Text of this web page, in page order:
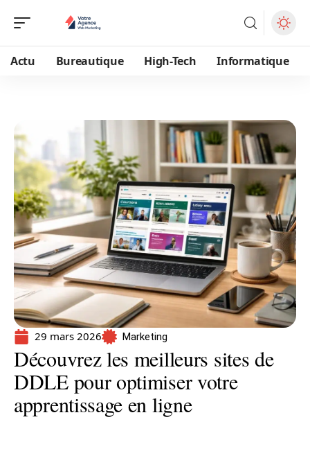
Actu Bureautique High-Tech Informatique
29 mars 2026 Marketing
Découvrez les meilleurs sites de
DDLE pour optimiser votre
apprentissage en ligne